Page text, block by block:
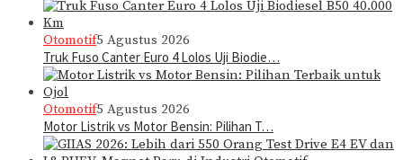
Otomotif5 Agustus 2026
Truk Fuso Canter Euro 4 Lolos Uji Biodie…
Otomotif5 Agustus 2026
Motor Listrik vs Motor Bensin: Pilihan T…